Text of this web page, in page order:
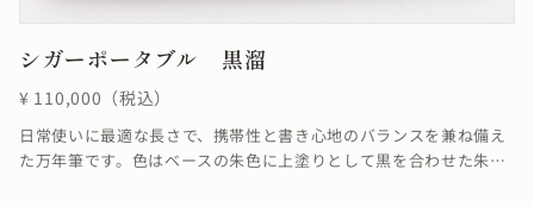
シガーポータブル 黒溜
¥ 110,000（税込）
日常使いに最適な長さで、携帯性と書き心地のバランスを兼ね備え
た万年筆です。色はベースの朱色に上塗りとして黒を合わせた朱合